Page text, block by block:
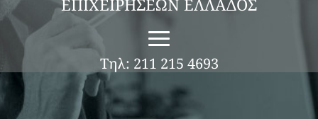
ΕΠΙΧΕΙΡΗΣΕΩΝ ΕΛΛΑΔΟΣ
Τηλ: 211 215 4693